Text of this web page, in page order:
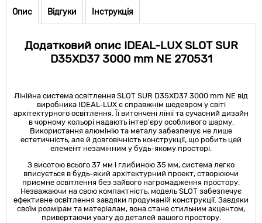
Опис Відгуки Інструкція
Додатковий опис IDEAL-LUX SLOT SUR
D35XD37 3000 mm NE 270531
Лінійна система освітлення SLOT SUR D35XD37 3000 mm NE від
виробника IDEAL-LUX є справжнім шедевром у світі
архітектурного освітлення. Її витончені лінії та сучасний дизайн
в чорному кольорі надають інтер'єру особливого шарму.
Використання алюмінію та металу забезпечує не лише
естетичність, але й довговічність конструкції, що робить цей
елемент незамінним у будь-якому просторі.
З висотою всього 37 мм і глибиною 35 мм, система легко
вписується в будь-який архітектурний проект, створюючи
приємне освітлення без зайвого нагромадження простору.
Незважаючи на свою компактність, модель SLOT забезпечує
ефективне освітлення завдяки продуманій конструкції. Завдяки
своїм розмірам та матеріалам, вона стане стильним акцентом,
привертаючи увагу до деталей вашого простору.